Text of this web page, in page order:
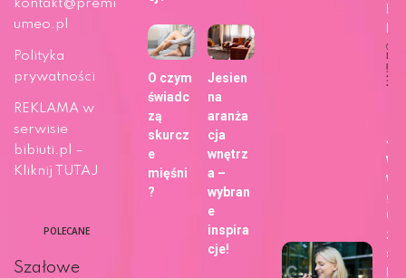
kontakt@premi
umeo.pl
Polityka
prywatności
REKLAMA w
serwisie
bibiuti.pl –
Kliknij TUTAJ
POLECANE
Szałowe
O czym
świadc
zą
skurcz
e
mięśni
?
Jesien
na
aranża
cja
wnętrz
a –
wybran
e
inspira
cje!
29